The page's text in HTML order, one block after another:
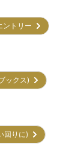
ントリー
ブックス)
回りに)